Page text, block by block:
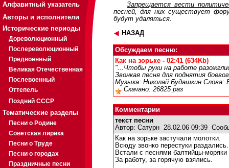
Алфавитный указатель
Авторы и исполнители
Исторические периоды
Дореволюционный
Послереволюционный
Предвоенный
Великая Отечественная
Послевоенный
Оттепель
Поздний СССР
Тематические разделы
Песни о Родине
Советская лирика
Песни о Труде
Песни о городах
Праздничные песни
Запрещается вести
песней, для них существует
будут удаляться.
НАЗАД
Обсуждаем песню:
Как на зорьке - 02:41 (634Kb)
"...Чтобы руки на работе
Звонкая песня для поднятия
Музыка: Николай Будашкин Слова:
Скачано: 26825 раз
Комментарии
текст песни
Автор: Сатурн 28.02.06 09:39
Как на зорьке застучали молотки.
Всюду звонко перестуки раздались.
Встали с песнями балтийцы-моряки
За работу, за горячую взялись.